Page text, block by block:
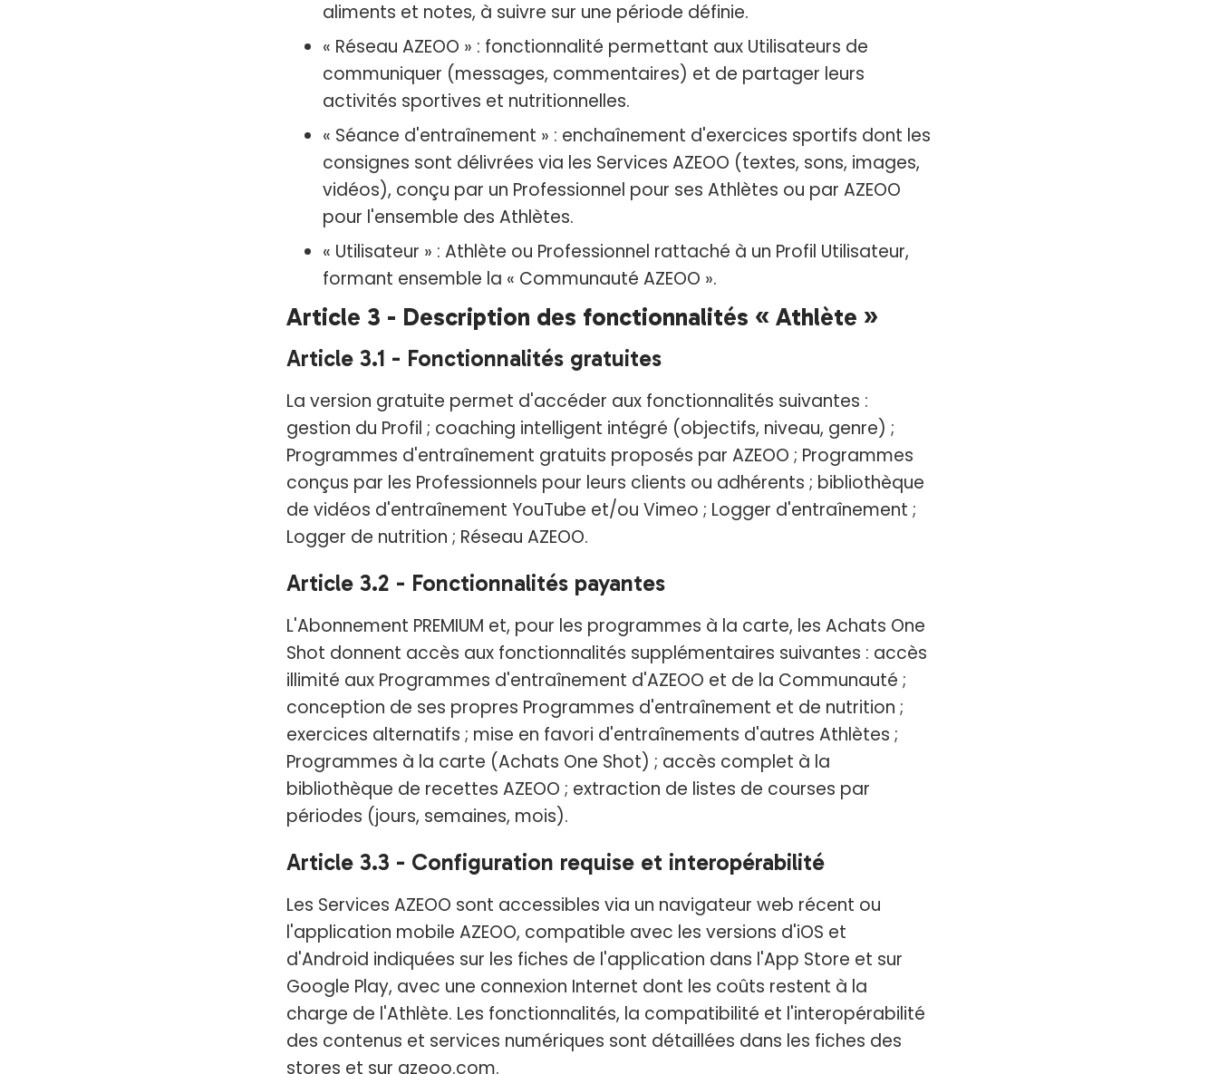
aliments et notes, à suivre sur une période définie.
« Réseau AZEOO » : fonctionnalité permettant aux Utilisateurs de
communiquer (messages, commentaires) et de partager leurs
activités sportives et nutritionnelles.
« Séance d'entraînement » : enchaînement d'exercices sportifs dont les
consignes sont délivrées via les Services AZEOO (textes, sons, images,
vidéos), conçu par un Professionnel pour ses Athlètes ou par AZEOO
pour l'ensemble des Athlètes.
« Utilisateur » : Athlète ou Professionnel rattaché à un Profil Utilisateur,
formant ensemble la « Communauté AZEOO ».
Article 3 - Description des fonctionnalités « Athlète »
Article 3.1 - Fonctionnalités gratuites
La version gratuite permet d'accéder aux fonctionnalités suivantes :
gestion du Profil ; coaching intelligent intégré (objectifs, niveau, genre) ;
Programmes d'entraînement gratuits proposés par AZEOO ; Programmes
conçus par les Professionnels pour leurs clients ou adhérents ; bibliothèque
de vidéos d'entraînement YouTube et/ou Vimeo ; Logger d'entraînement ;
Logger de nutrition ; Réseau AZEOO.
Article 3.2 - Fonctionnalités payantes
L'Abonnement PREMIUM et, pour les programmes à la carte, les Achats One
Shot donnent accès aux fonctionnalités supplémentaires suivantes : accès
illimité aux Programmes d'entraînement d'AZEOO et de la Communauté ;
conception de ses propres Programmes d'entraînement et de nutrition ;
exercices alternatifs ; mise en favori d'entraînements d'autres Athlètes ;
Programmes à la carte (Achats One Shot) ; accès complet à la
bibliothèque de recettes AZEOO ; extraction de listes de courses par
périodes (jours, semaines, mois).
Article 3.3 - Configuration requise et interopérabilité
Les Services AZEOO sont accessibles via un navigateur web récent ou
l'application mobile AZEOO, compatible avec les versions d'iOS et
d'Android indiquées sur les fiches de l'application dans l'App Store et sur
Google Play, avec une connexion Internet dont les coûts restent à la
charge de l'Athlète. Les fonctionnalités, la compatibilité et l'interopérabilité
des contenus et services numériques sont détaillées dans les fiches des
stores et sur azeoo.com.